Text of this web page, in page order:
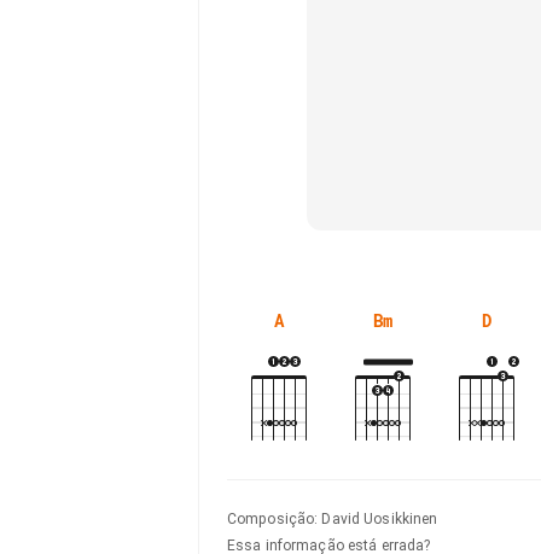
A Bm D
Composição: David Uosikkinen
Essa informação está errada?